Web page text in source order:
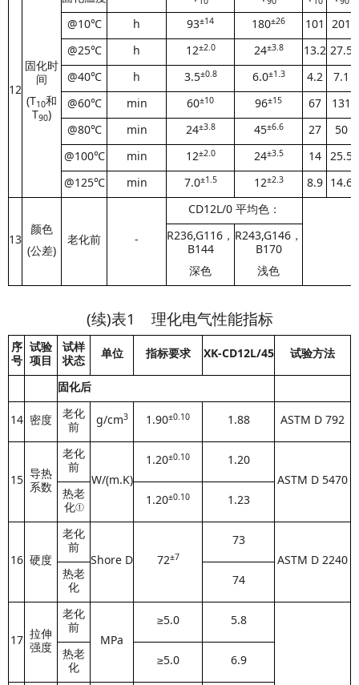
12
固化时
间
(T10和
T90)
@10℃ h 93±14 180±26 101
201
@25℃
h 12±2. 0 24±3.8 13.2 27.5
@40℃
h 3.5±0. 8 6.0±1.3 4.2
7.1
@60℃
min 60±10 96±15 67
131
@80℃
min 24±3.8 45±6.6 27
50
@100℃
min 12±2.0 24±3.5 14
25.5
@125℃
min 7.0±1.5 12±2.3 8.9 14.6
13
颜色
(公差)
老化前 -
CD12L/0 平均色：
R236,G116，
B144
深色
R243,G146，
B170
浅色
(续)表1 理化电气性能指标
序
号
试验
项目
试样
状态
单位 指标要求 XK-CD12L/45 试验方法
固化后
14 密度
老化
前
g/cm3 1.90±0.10 1.88 ASTM D 792
15 导热
系数
老化
前
W/(m.K)
1.20±0.10
1.20
ASTM D 5470
热老
化①
1.20±0.10 1.23
16 硬度
老化
前
Shore D
72±7
73
ASTM D 2240
热老
化
74
17 拉伸
强度
老化
前
MPa
≥5.0 5.8
热老
化
≥5.0 6.9